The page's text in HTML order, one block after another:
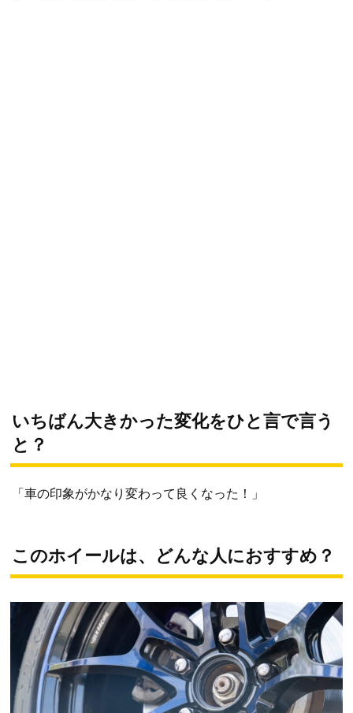
いちばん大きかった変化をひと言で言う
と？
「車の印象がかなり変わって良くなった！」
このホイールは、どんな人におすすめ？